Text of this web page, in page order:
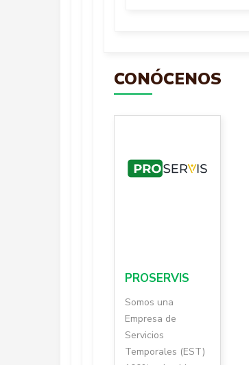
CONÓCENOS
PROSERVIS
Somos una
Empresa de
Servicios
Temporales (EST)